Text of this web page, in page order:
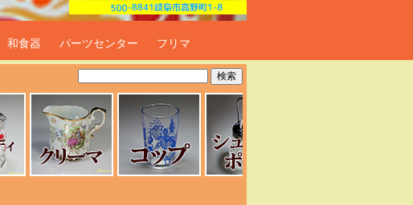
ート
和食器 パーツセンター フリマ